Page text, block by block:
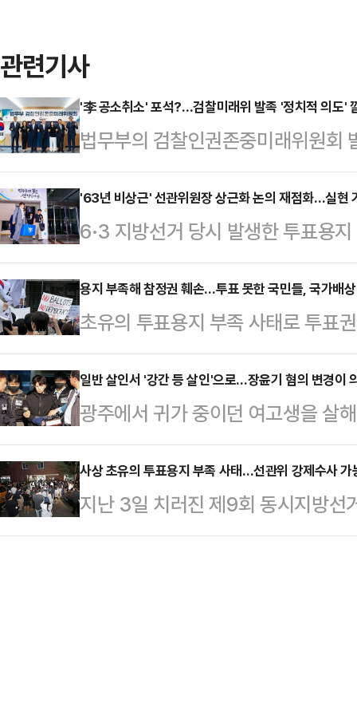
관련기사
'李 공소취소' 포석?…검찰미래위 발족 '정치적 의도'
법무부의 검찰인권존중미래위원회
도'를 의심하는 우려 섞인 관측이
에 대한 진상규명을 명분으로 내걸
건의 '공소취소'를 염두에 둔 포석
호 조사' 대상에 이 대통령 사건 다
들로 위원회가 꾸려진 점을 지적하
을 제기했다. 재판이 진행 중인 사
손 가능성도 경고했…
'63년 비상근' 선관위원장 상근화 논의 재점화…실
6·3 지방선거 당시 발생한 투표용
회 개혁 논의가 다시 수면 위로 떠
범 이후 63년간 유지돼 온 '위원장
치권과 법조계를 중심으로 확산하
근화는 선관위법 개정만으로 추진
은 충분한 편이라고 강조했다.12일
앙선관위를 대통령 임명 3명, 국회
위원으로 …
용지 부족해 참정권 훼손…투표 못한 국민들, 국가배
초유의 투표용지 부족 사태로 투표
대로 손해배상 청구에 나설 수 있다
과실로 선거권이 침해된 경우 국가
하는 데다 중앙선거관리위원회 역
인정한 만큼 국가배상 청구가 현실
단순한 행정 착오를 넘어 헌법이 보
에서 일반적인 행정상 과실보다 무
일 법조계와 중앙선거관리위…
일반 살인서 '강간 등 살인'으로…장윤기 혐의 변경이
광주에서 귀가 중이던 여고생을 살
게 검찰이 기존 일반 살인보다 무거
보완수사를 통해 장윤기가 피해자
판단했다. 법조계에서는 검찰의 공
기의 형사 책임이 크게 무거워질
사상 초유의 투표용지 부족 사태…선관위 강제수사
지난 3일 치러진 제9회 동시지방선
가 발생하며 중앙선거관리위원회